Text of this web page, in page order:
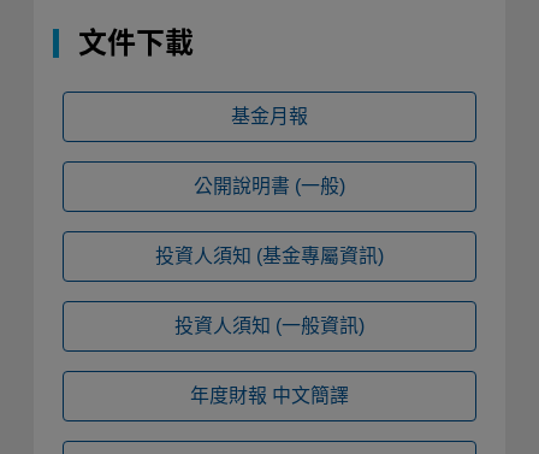
文件下載
基金月報
公開說明書 (一般)
投資人須知 (基金專屬資訊)
投資人須知 (一般資訊)
年度財報 中文簡譯